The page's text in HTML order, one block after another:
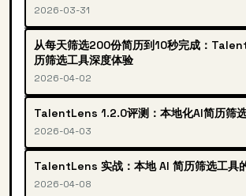
2026-03-31
从每天筛选200份简历到10秒完成：
历筛选工具深度体验
2026-04-02
TalentLens 1.2.0评测：本地化AI简历筛
2026-04-03
TalentLens 实战：本地 AI 简历筛选工具
2026-04-08